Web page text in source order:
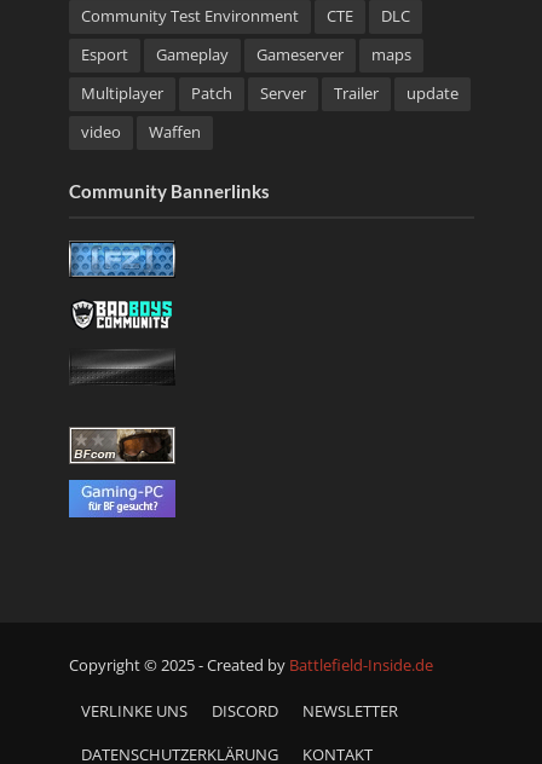
Community Test Environment
CTE
DLC
Esport
Gameplay Gameserver
maps
Multiplayer
Patch Server Trailer
update
video
Waffen
Community Bannerlinks
Copyright © 2025 - Created by Battlefield-Inside.de
VERLINKE UNS DISCORD NEWSLETTER
DATENSCHUTZERKLÄRUNG KONTAKT